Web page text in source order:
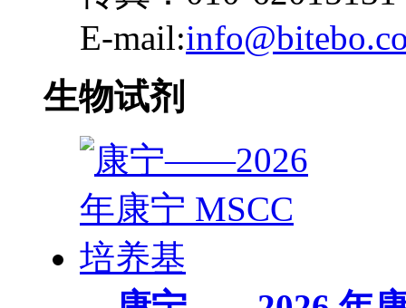
E-mail:
生物试剂